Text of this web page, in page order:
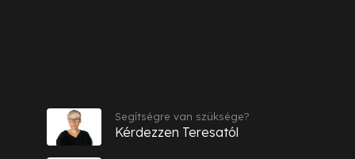
Segítségre van szüksége?
Kérdezzen Teresatól